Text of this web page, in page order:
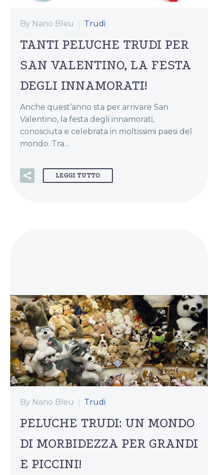
By Nano Bleu Trudi
TANTI PELUCHE TRUDI PER
SAN VALENTINO, LA FESTA
DEGLI INNAMORATI!
Anche quest’anno sta per arrivare San
Valentino, la festa degli innamorati,
conosciuta e celebrata in moltissimi paesi del
mondo. Tra…
LEGGI TUTTO
By Nano Bleu Trudi
PELUCHE TRUDI: UN MONDO
DI MORBIDEZZA PER GRANDI
E PICCINI!